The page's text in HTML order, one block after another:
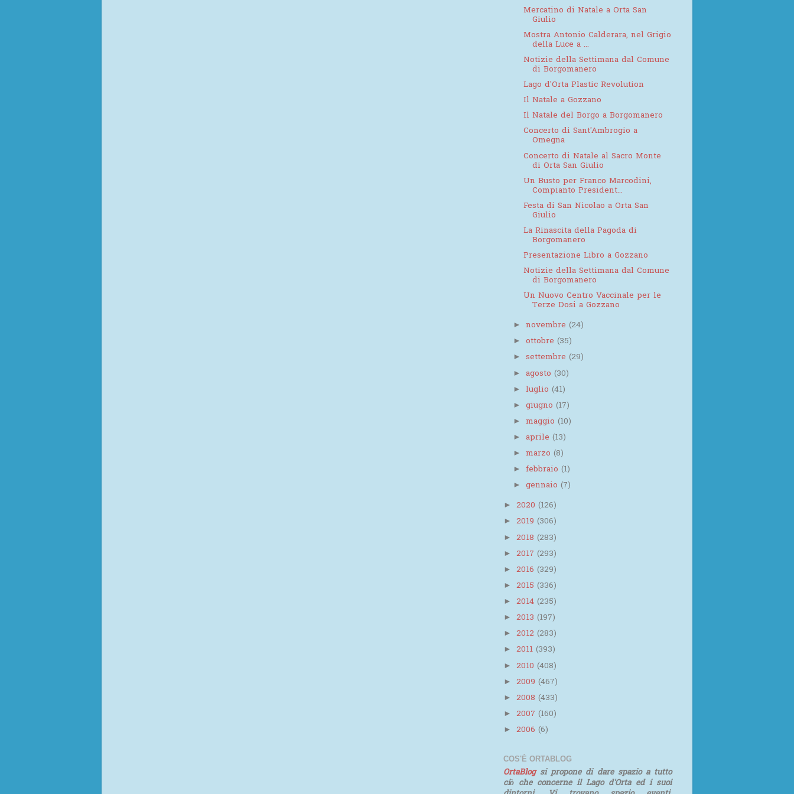
Mercatino di Natale a Orta San
Giulio
Mostra Antonio Calderara, nel Grigio
della Luce a ...
Notizie della Settimana dal Comune
di Borgomanero
Lago d'Orta Plastic Revolution
Il Natale a Gozzano
Il Natale del Borgo a Borgomanero
Concerto di Sant'Ambrogio a
Omegna
Concerto di Natale al Sacro Monte
di Orta San Giulio
Un Busto per Franco Marcodini,
Compianto President...
Festa di San Nicolao a Orta San
Giulio
La Rinascita della Pagoda di
Borgomanero
Presentazione Libro a Gozzano
Notizie della Settimana dal Comune
di Borgomanero
Un Nuovo Centro Vaccinale per le
Terze Dosi a Gozzano
►novembre(24)
►ottobre(35)
►settembre(29)
►agosto(30)
►luglio(41)
►giugno(17)
►maggio(10)
►aprile(13)
►marzo(8)
►febbraio(1)
►gennaio(7)
► 2020 (126)
► 2019 (306)
► 2018 (283)
► 2017 (293)
► 2016 (329)
► 2015 (336)
► 2014 (235)
► 2013 (197)
► 2012 (283)
► 2011 (393)
► 2010 (408)
► 2009 (467)
► 2008 (433)
► 2007 (160)
► 2006 (6)
COS'È ORTABLOG
OrtaBlog si propone di dare spazio a tutto
ciò che concerne il Lago d'Orta ed i suoi